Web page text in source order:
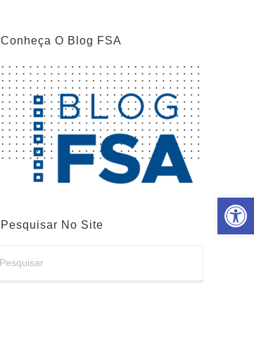
Barra de Ferramentas Aberta
Conheça O Blog FSA
Pesquisar No Site